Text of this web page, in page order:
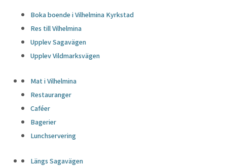
Boka boende i Vilhelmina Kyrkstad
Res till Vilhelmina
Upplev Sagavägen
Upplev Vildmarksvägen
Mat i Vilhelmina
Restauranger
Caféer
Bagerier
Lunchservering
Längs Sagavägen